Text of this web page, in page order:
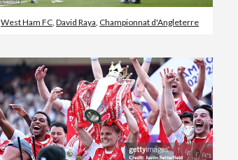
West Ham FC,David Raya, Championnat d'Angleterre